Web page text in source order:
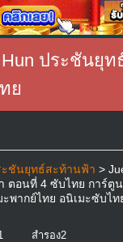
Hun ประชันยุ
ย
ะชันยุทธ์สะท้านฟ้า >
ตอนที่ 4 ซับไทย การ์ตู
พากย์ไทย อนิเมะซับไท
สำรอง2